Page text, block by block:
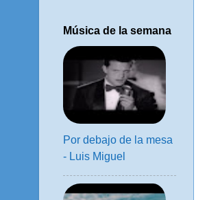
Música de la semana
Por debajo de la mesa
- Luis Miguel